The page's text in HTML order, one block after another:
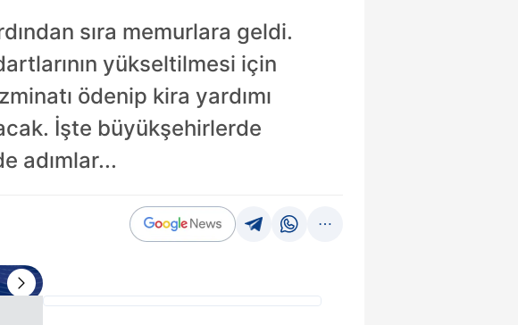
sıra memurlara geldi.
yükseltilmesi için
ödenip kira yardımı
İşte büyükşehirlerde
adımlar...